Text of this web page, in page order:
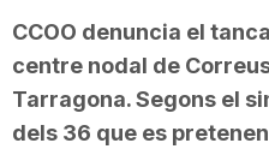
CCOO denuncia el
centre nodal de
Tarragona. Segons el
dels 36 que es